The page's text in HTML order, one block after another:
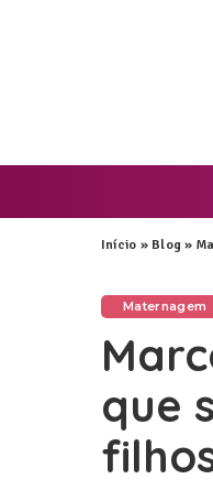
Início » Blog »
Maternagem
que